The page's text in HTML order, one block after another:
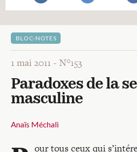
Colloque
Mon panier
BLOC-NOTES
1 mai 2011 -N°153
Paradoxes de la
masculine
Anaïs Méchali
our tous ceux qui